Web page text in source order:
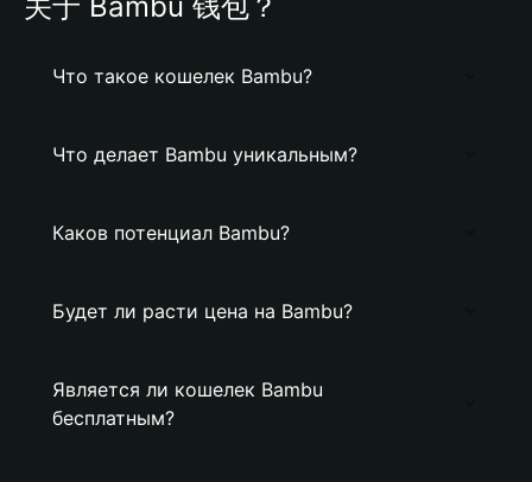
Что такое кошелек Bambu?
Что делает Bambu уникальным?
Каков потенциал Bambu?
Будет ли расти цена на Bambu?
Является ли кошелек Bambu
бесплатным?